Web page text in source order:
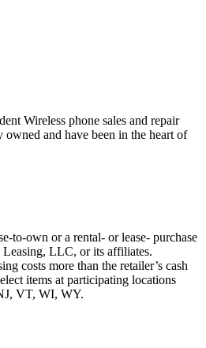
Wireless phone sales and repair
and have been in the heart of
to-own or a rental- or lease- purchase
LLC, or its affiliates.
costs more than the retailer’s cash
items at participating locations
VT, WI, WY.